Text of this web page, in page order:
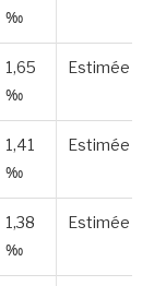
‰
1,65
‰
Estimée
1,41
‰
Estimée
1,38
‰
Estimée